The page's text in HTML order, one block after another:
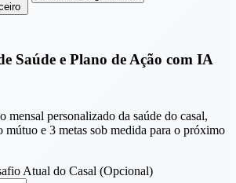
Saúde e Plano de Ação com IA
mensal personalizado da saúde do casal,
mútuo e 3 metas sob medida para o próximo
Atual do Casal (Opcional)